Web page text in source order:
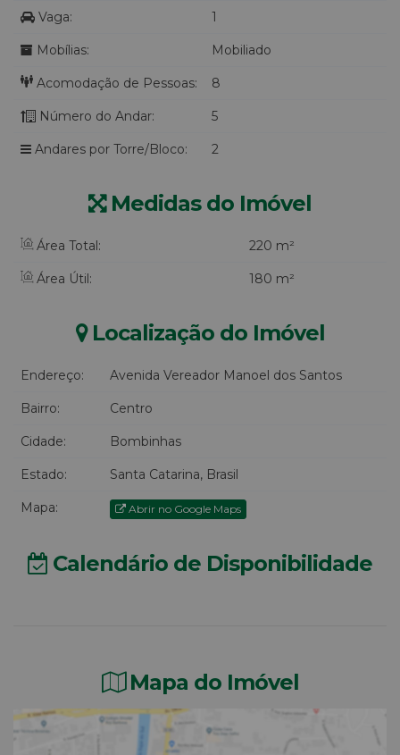
Vaga: 1
Mobílias: Mobiliado
Acomodação de Pessoas: 8
Número do Andar: 5
Andares por Torre/Bloco: 2
Medidas do Imóvel
Área Total: 220 m²
Área Útil: 180 m²
Localização do Imóvel
Endereço: Avenida Vereador Manoel dos Santos
Bairro: Centro
Cidade: Bombinhas
Estado: Santa Catarina, Brasil
Mapa: Abrir no Google Maps
Calendário de Disponibilidade
Mapa do Imóvel